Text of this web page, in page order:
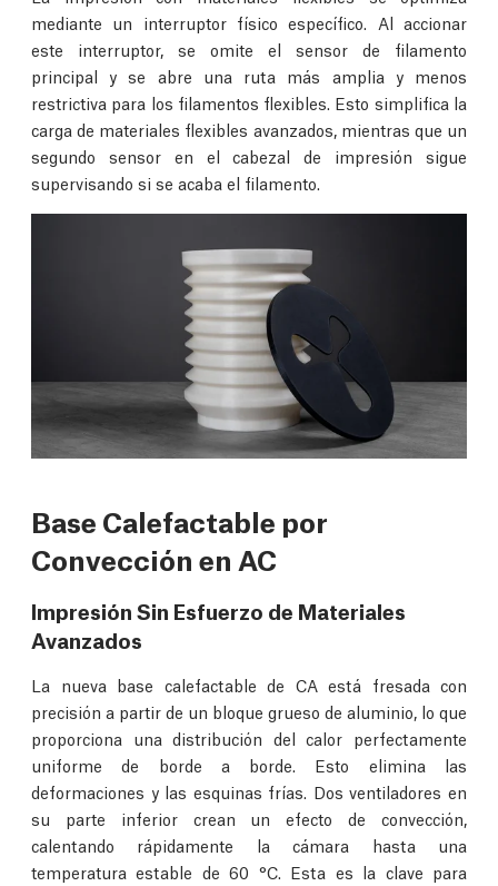
mediante un interruptor físico específico. Al accionar
este interruptor, se omite el sensor de filamento
principal y se abre una ruta más amplia y menos
restrictiva para los filamentos flexibles. Esto simplifica la
carga de materiales flexibles avanzados, mientras que un
segundo sensor en el cabezal de impresión sigue
supervisando si se acaba el filamento.
Base Calefactable por
Convección en AC
Impresión Sin Esfuerzo de Materiales
Avanzados
La nueva base calefactable de CA está fresada con
precisión a partir de un bloque grueso de aluminio, lo que
proporciona una distribución del calor perfectamente
uniforme de borde a borde. Esto elimina las
deformaciones y las esquinas frías. Dos ventiladores en
su parte inferior crean un efecto de convección,
calentando rápidamente la cámara hasta una
temperatura estable de 60 °C. Esta es la clave para